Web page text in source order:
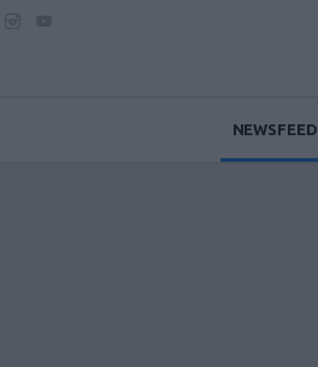
NEWSFEED